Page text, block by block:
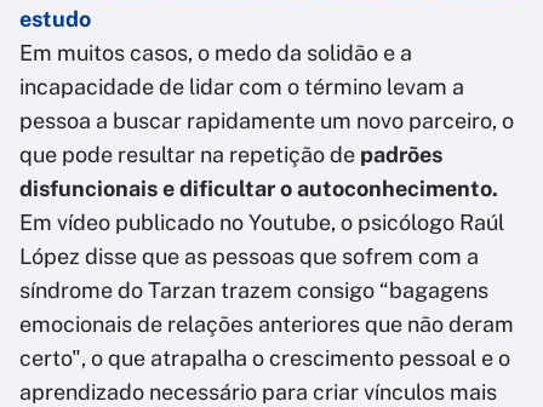
estudo
Em muitos casos, o medo da solidão e a
incapacidade de lidar com o término levam a
pessoa a buscar rapidamente um novo parceiro, o
que pode resultar na repetição de padrões
disfuncionais e dificultar o autoconhecimento.
Em vídeo publicado no Youtube, o psicólogo Raúl
López disse que as pessoas que sofrem com a
síndrome do Tarzan trazem consigo “bagagens
emocionais de relações anteriores que não deram
certo", o que atrapalha o crescimento pessoal e o
aprendizado necessário para criar vínculos mais